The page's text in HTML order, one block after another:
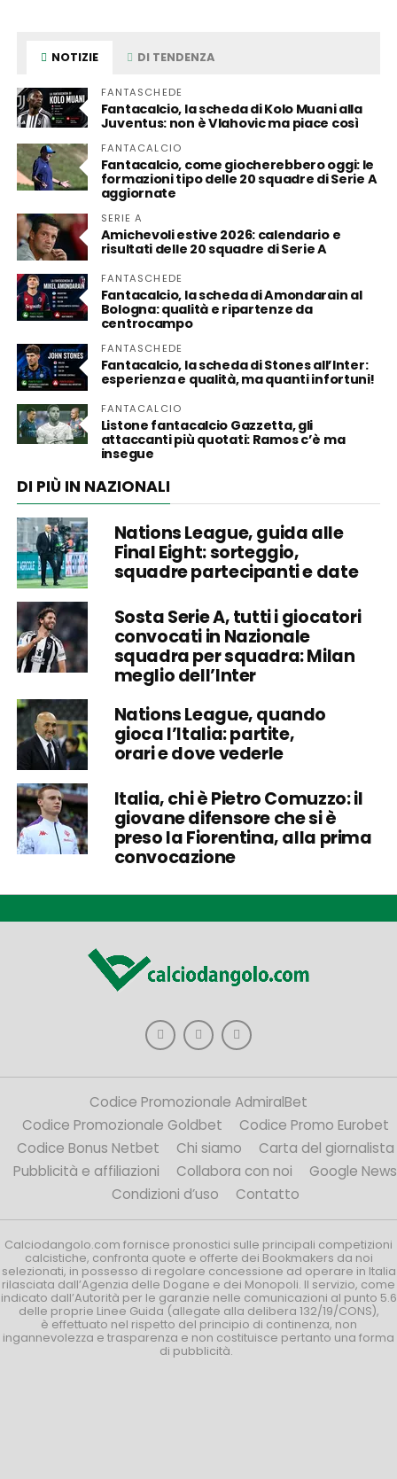
NOTIZIE DI TENDENZA
FANTASCHEDE
Fantacalcio, la scheda di Kolo Muani alla
Juventus: non è Vlahovic ma piace così
FANTACALCIO
Fantacalcio, come giocherebbero oggi: le
formazioni tipo delle 20 squadre di Serie A
aggiornate
SERIE A
Amichevoli estive 2026: calendario e
risultati delle 20 squadre di Serie A
FANTASCHEDE
Fantacalcio, la scheda di Amondarain al
Bologna: qualità e ripartenze da
centrocampo
FANTASCHEDE
Fantacalcio, la scheda di Stones all’Inter:
esperienza e qualità, ma quanti infortuni!
FANTACALCIO
Listone fantacalcio Gazzetta, gli
attaccanti più quotati: Ramos c’è ma
insegue
DI PIÙ IN NAZIONALI
Nations League, guida alle
Final Eight: sorteggio,
squadre partecipanti e date
Sosta Serie A, tutti i giocatori
convocati in Nazionale
squadra per squadra: Milan
meglio dell’Inter
Nations League, quando
gioca l’Italia: partite,
orari e dove vederle
Italia, chi è Pietro Comuzzo: il
giovane difensore che si è
preso la Fiorentina, alla prima
convocazione
Codice Promozionale AdmiralBet
Codice Promozionale Goldbet
Codice Promo Eurobet
Codice Bonus Netbet
Chi siamo
Carta del giornalista
Pubblicità e affiliazioni
Collabora con noi
Google News
Condizioni d’uso
Contatto
Calciodangolo.com fornisce pronostici sulle principali competizioni
calcistiche, confronta quote e offerte dei Bookmakers da noi
selezionati, in possesso di regolare concessione ad operare in Italia
rilasciata dall’Agenzia delle Dogane e dei Monopoli. Il servizio, come
indicato dall’Autorità per le garanzie nelle comunicazioni al punto 5.6
delle proprie Linee Guida (allegate alla delibera 132/19/CONS),
è effettuato nel rispetto del principio di continenza, non
ingannevolezza e trasparenza e non costituisce pertanto una forma
di pubblicità.